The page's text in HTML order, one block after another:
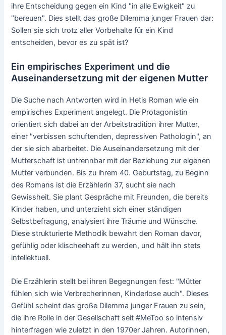
ihre Entscheidung gegen ein Kind "in alle Ewigkeit" zu
"bereuen". Dies stellt das große Dilemma junger Frauen dar:
Sollen sie sich trotz aller Vorbehalte für ein Kind
entscheiden, bevor es zu spät ist?
Ein empirisches Experiment und die
Auseinandersetzung mit der eigenen Mutter
Die Suche nach Antworten wird in Hetis Roman wie ein
empirisches Experiment angelegt. Die Protagonistin
orientiert sich dabei an der Arbeitstradition ihrer Mutter,
einer "verbissen schuftenden, depressiven Pathologin", an
der sie sich abarbeitet. Die Auseinandersetzung mit der
Mutterschaft ist untrennbar mit der Beziehung zur eigenen
Mutter verbunden. Bis zu ihrem 40. Geburtstag, zu Beginn
des Romans ist die Erzählerin 37, sucht sie nach
Gewissheit. Sie plant Gespräche mit Freunden, die bereits
Kinder haben, und unterzieht sich einer ständigen
Selbstbefragung, analysiert ihre Träume und Wünsche.
Diese strukturierte Methodik bewahrt den Roman davor,
gefühlig oder klischeehaft zu werden, und hält ihn stets
intellektuell.
Die Erzählerin stellt bei ihren Begegnungen fest: "Mütter
fühlen sich wie Verbrecherinnen, Kinderlose auch". Dieses
Gefühl scheint das große Dilemma junger Frauen zu sein,
die ihre Rolle in der Gesellschaft seit #MeToo so intensiv
hinterfragen wie zuletzt in den 1970er Jahren. Autorinnen,